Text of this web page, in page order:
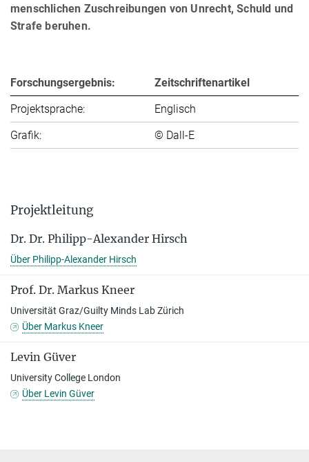
menschlichen Zuschreibungen von Unrecht, Schuld und
Strafe beruhen.
Forschungsergebnis:
Zeitschriftenartikel
Projektsprache:
Englisch
Grafik:
© Dall-E
Projektleitung
Dr. Dr. Philipp-Alexander Hirsch
Über Philipp-Alexander Hirsch
Prof. Dr. Markus Kneer
Universität Graz/Guilty Minds Lab Zürich
Über Markus Kneer
Levin Güver
University College London
Über Levin Güver